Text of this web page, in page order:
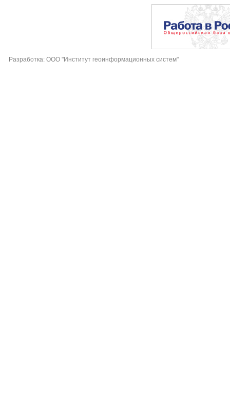
Разработка: ООО "Институт геоинформационных систем"